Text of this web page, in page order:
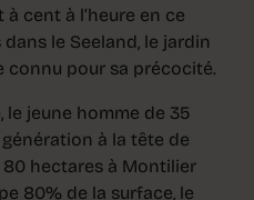
cent à l’heure en ce
le Seeland, le jardin
connu pour sa précocité.
le jeune homme de 35
à la tête de
hectares à Montilier
80% de la surface, le